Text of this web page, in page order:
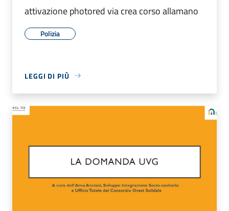
attivazione photored via crea corso allamano
Polizia
LEGGI DI PIÙ